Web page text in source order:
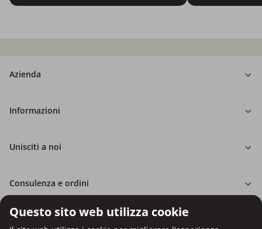
Questo sito web utilizza cookie
Azienda
Informazioni
Unisciti a noi
Consulenza e ordini